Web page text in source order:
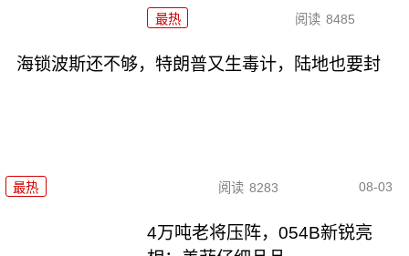
最热 阅读 8485
海锁波斯还不够，特朗普又生毒计，陆地也要封
最热 阅读 8283 08-03
4万吨老将压阵，054B新锐亮